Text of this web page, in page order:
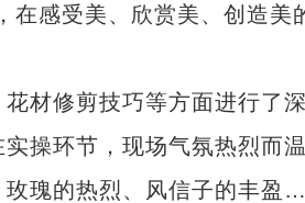
感受美、欣赏美、创造美
材修剪技巧等方面进行了
操环节，现场气氛热烈而
玫瑰的热烈、风信子的丰